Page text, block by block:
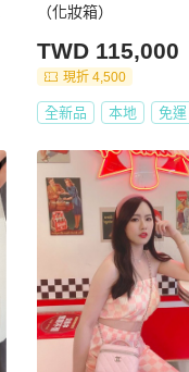
（化妝箱）
TWD 115,000
現折 4,500
全新品 本地 免運